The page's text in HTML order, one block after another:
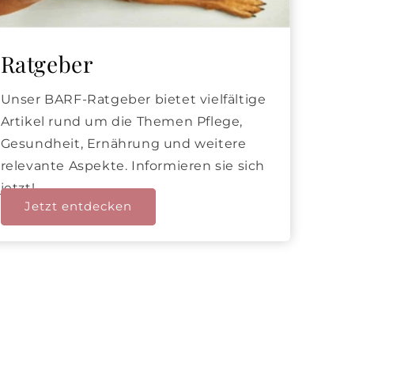
Ratgeber
Unser BARF-Ratgeber bietet vielfältige
Artikel rund um die Themen Pflege,
Gesundheit, Ernährung und weitere
relevante Aspekte. Informieren sie sich
jetzt!
Jetzt entdecken